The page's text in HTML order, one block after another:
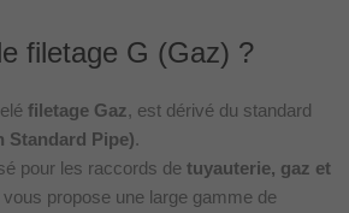
filetage G (Gaz) ?
filetage Gaz, est dérivé du standard
Standard Pipe).
pour les raccords de tuyauterie, gaz et
propose une large gamme de